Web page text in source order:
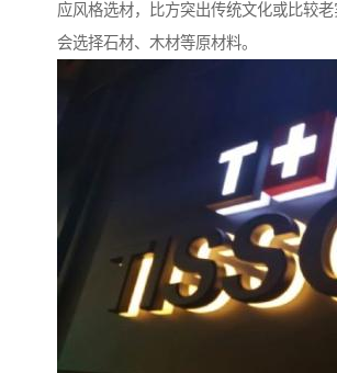
应风格选材，比方突出传统文化或比较老
会选择石材、木材等原材料。